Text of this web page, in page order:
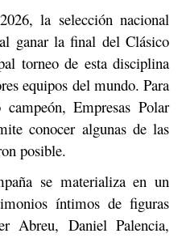
la selección nacional
ganar la final del Clásico
torneo de esta disciplina
equipos del mundo. Para
Empresas Polar
conocer algunas de las
posible.
se materializa en un
íntimos de figuras
Abreu, Daniel Palencia,